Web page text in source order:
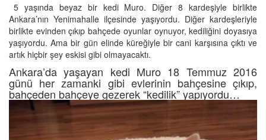
5 yaşında beyaz bir kedi Muro. Diğer 8 kardeşiyle birlikte
Ankara’nın Yenimahalle ilçesinde yaşıyordu. Diğer kardeşleriyle
birlikte evinden çıkıp bahçede oyunlar oynuyor, kediliğini doyasıya
yaşıyordu. Ama bir gün elinde küreğiyle bir cani karşısına çıktı ve
artık hiçbir şey eskisi gibi olmayacaktı.
Ankara’da yaşayan kedi Muro 18 Temmuz 2016
günü her zamanki gibi evlerinin bahçesine çıkıp,
bahçeden bahçeye gezerek “kedilik” yapıyordu…